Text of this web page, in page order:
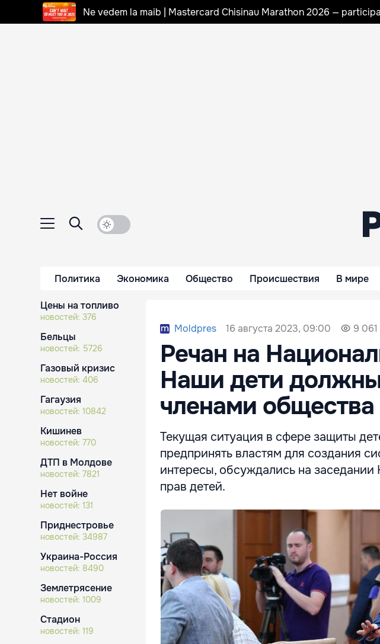
Ne vedem la maib | Mastercard Chisinau Marathon 2026 —
Политика Экономика Общество Происшествия В мире
Цены на топливо
новостей: 376
Бельцы
новостей: 5726
Газовый кризис
новостей: 406
Гагаузия
новостей: 10842
Кишинев
новостей: 770
ДТП в Молдове
новостей: 7821
Нет войне
новостей: 131
Приднестровье
новостей: 34987
Украина-Россия
новостей: 8490
Землетрясение
новостей: 1009
Стадион
новостей: 119
Moldpres 16 августа 2023, 09:00 9 061
Речан на
Наши дети
членами общества
Текущая ситуация в сфере защиты
предпринять властям для создания
интересы, обсуждались на
прав детей.